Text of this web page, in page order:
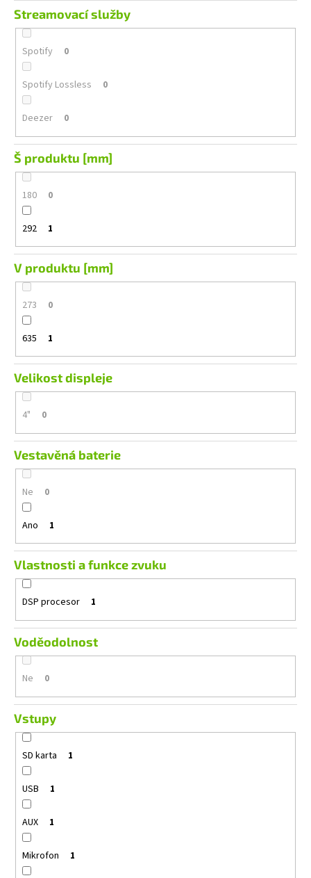
Streamovací služby
Spotify 0
Spotify Lossless 0
Deezer 0
Š produktu [mm]
180 0
292 1
V produktu [mm]
273 0
635 1
Velikost displeje
4" 0
Vestavěná baterie
Ne 0
Ano 1
Vlastnosti a funkce zvuku
DSP procesor 1
Voděodolnost
Ne 0
Vstupy
SD karta 1
USB 1
AUX 1
Mikrofon 1